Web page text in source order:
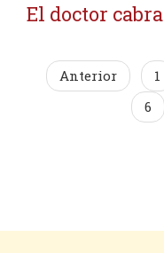
El doctor cabra
Anterior 1
6